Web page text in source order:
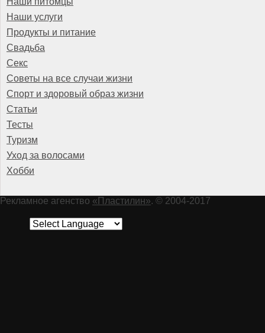
Наши услуги
Продукты и питание
Свадьба
Секс
Советы на все случаи жизни
Спорт и здоровый образ жизни
Статьи
Тесты
Туризм
Уход за волосами
Хобби
Рекламное агенство «Пластилин». © 2004-2017